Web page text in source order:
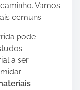
Vamos
comuns:
pode
a ser